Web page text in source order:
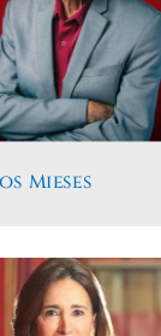
Mieses